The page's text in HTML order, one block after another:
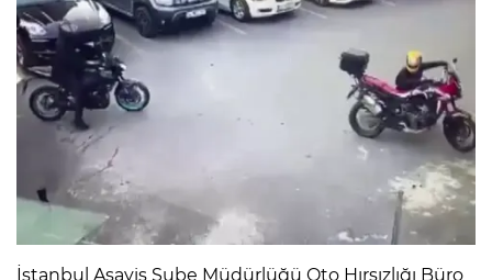
İstanbul Asayiş Şube Müdürlüğü Oto Hırsızlığı Büro